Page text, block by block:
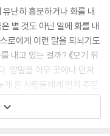
난히 흥분하거나 화를 내
별 것도 아닌 일에 화를 내
로에게 이런 말을 되뇌기도
내고 있는 걸까? 《모기 뒤
. 양말을 아무 곳에나 던져
온 사람들에게 먼저 주문
명스러운 말투로 전화를
기는 우리에게 너무나 일상